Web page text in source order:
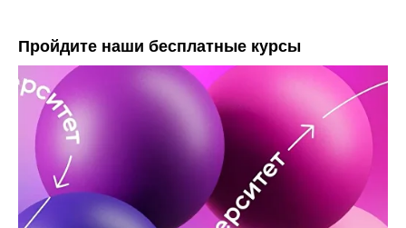
Пройдите наши бесплатные курсы